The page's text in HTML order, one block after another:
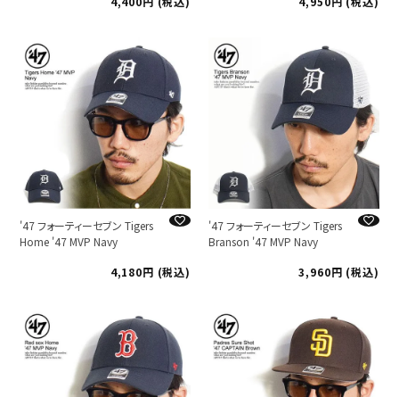
'47 フォーティーセブン Tigers
Home '47 MVP Navy
4,180
税込
'47 フォーティーセブン Tigers
Branson '47 MVP Navy
3,960
税込